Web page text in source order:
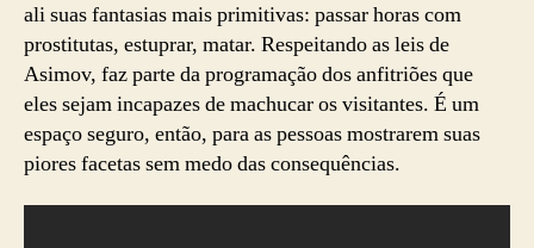
ali suas fantasias mais primitivas: passar horas com
prostitutas, estuprar, matar. Respeitando as leis de
Asimov, faz parte da programação dos anfitriões que
eles sejam incapazes de machucar os visitantes. É um
espaço seguro, então, para as pessoas mostrarem suas
piores facetas sem medo das consequências.